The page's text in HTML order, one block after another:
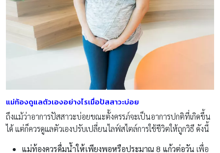
แม่ท้องดูแลตัวเองอย่างไรเมื่อปัสสาวะบ่อย
ถึงแม้ว่าอาการปัสสาวะบ่อยขณะตั้งครรภ์จะเป็นอาการปกติที่เกิดขึ้น
ได้ แต่ก็ควรดูแลตัวเองปรับเปลี่ยนไลฟ์สไตล์การใช้ชีวิตให้ถูกวิธี ดังนี้
แม่ท้องควรดื่มน้ำให้เพียงพอหรือประมาณ 8 แก้วต่อวัน เพื่อ